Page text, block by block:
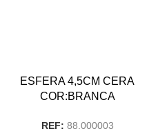
ESFERA 4,5CM CERA
COR:BRANCA
REF: 88.000003